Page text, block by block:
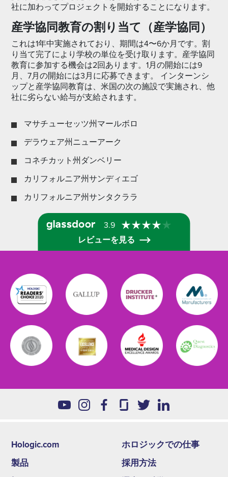
社に加わってプロジェクトを開始することになります。
産学協同教育の割り当て（産学協同）
これは1年中実施されており、期間は4〜6か月です。割
り当て完了により学校の単位を受け取ります。産学協同
教育に参加する機会は2回あります。1月の開始には9
月、7月の開始には3月に応募できます。 インターンシ
ップと産学協同教育は、米国の次の施設で実施され、他
社に劣らない給与が支給されます。
マサチューセッツ州マールボロ
デラウェア州ニューアーク
コネチカット州ダンベリー
カリフォルニア州サンディエゴ
カリフォルニア州サンタクララ
3.9
レビューを見る
Hologic.com
製品
Footer
second
ホロジックでの仕事
採用方法